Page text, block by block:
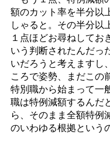
額のカット率を半分以
しゃると。その半分以
１点ほどお尋ねしてお
いう判断されたんだっ
いだろうと考えますし
ころで姿勢、まだこの
特別職から始まって一
職は特例減額するんだ
ら、そのまま全額特例
のいわゆる根拠という